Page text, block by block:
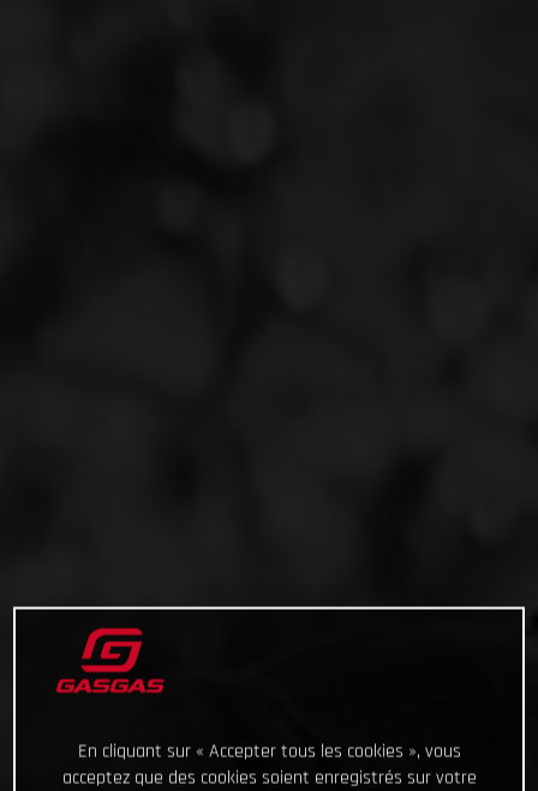
En cliquant sur « Accepter tous les cookies », vous
acceptez que des cookies soient enregistrés sur votre